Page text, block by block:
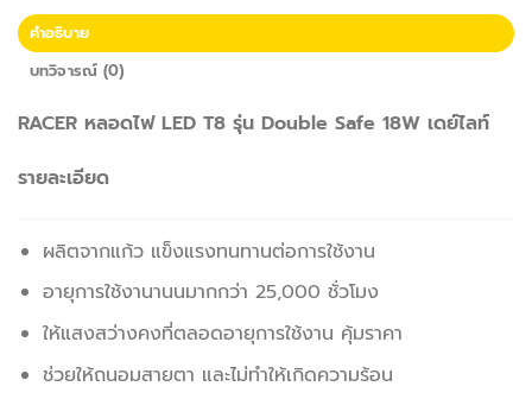
คำอธิบาย
บทวิจารณ์ (0)
RACER หลอดไฟ LED T8 รุ่น Double Safe 18W เดย์ไลท์
รายละเอียด
ผลิตจากแก้ว แข็งแรงทนทานต่อการใช้งาน
อายุการใช้งานานนมากกว่า 25,000 ชั่วโมง
ให้แสงสว่างคงที่ตลอดอายุการใช้งาน คุ้มราคา
ช่วยให้ถนอมสายตา และไม่ทำให้เกิดความร้อน